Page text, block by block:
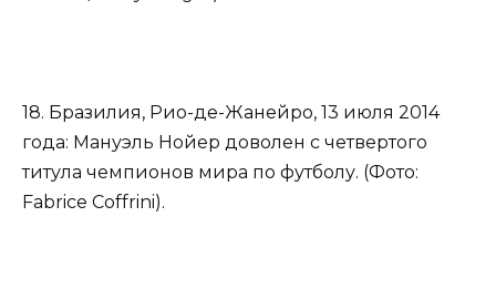
18. Бразилия, Рио-де-Жанейро, 13 июля 2014
года: Мануэль Нойер доволен с четвертого
титула чемпионов мира по футболу. (Фото:
Fabrice Coffrini).